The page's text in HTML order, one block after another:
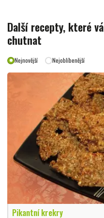
Další recepty, které
chutnat
Nejnovější Nejoblíbenější
Pikantní krekry